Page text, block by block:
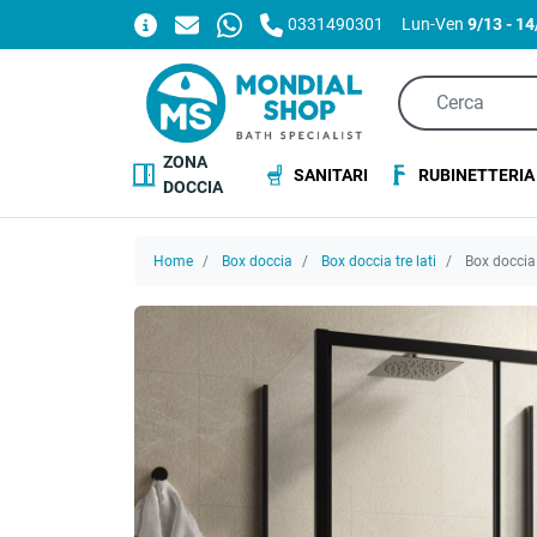
0331490301 Lun-Ven9/13 -
ZONA
DOCCIA
SANITARI RUBINETTERIA
Home Box doccia Box doccia tre lati Box